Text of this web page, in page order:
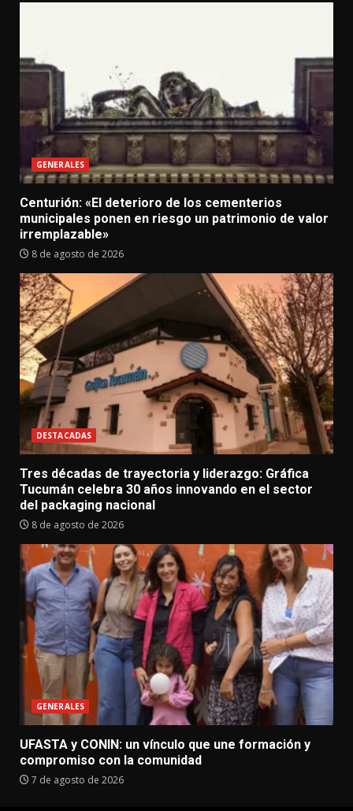
GENERALES
Centurión: «El deterioro de los cementerios
municipales ponen en riesgo un patrimonio de valor
irremplazable»
8 de agosto de 2026
DESTACADAS
Tres décadas de trayectoria y liderazgo: Gráfica
Tucumán celebra 30 años innovando en el sector
del packaging nacional
8 de agosto de 2026
GENERALES
UFASTA y CONIN: un vínculo que une formación y
compromiso con la comunidad
7 de agosto de 2026